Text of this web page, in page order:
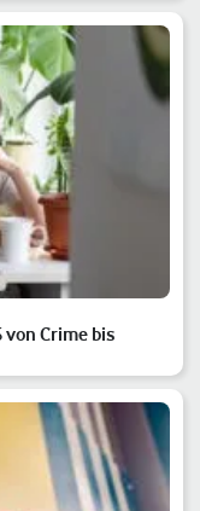
von Crime bis